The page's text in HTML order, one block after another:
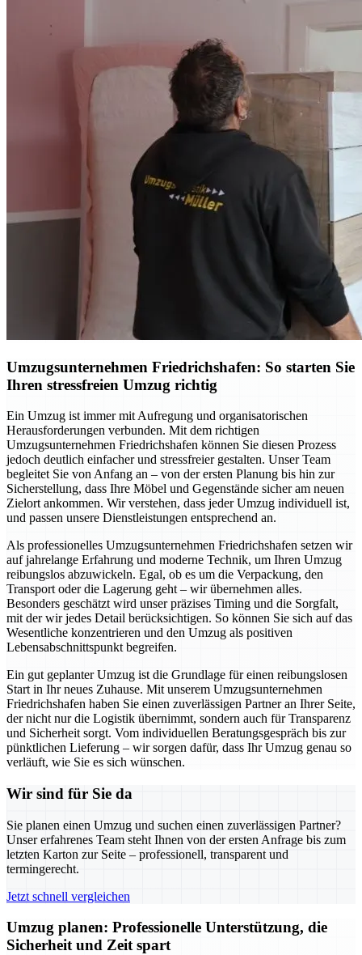
Umzugsunternehmen Friedrichshafen: So starten Sie
Ihren stressfreien Umzug richtig
Ein Umzug ist immer mit Aufregung und organisatorischen
Herausforderungen verbunden. Mit dem richtigen
Umzugsunternehmen Friedrichshafen können Sie diesen Prozess
jedoch deutlich einfacher und stressfreier gestalten. Unser Team
begleitet Sie von Anfang an – von der ersten Planung bis hin zur
Sicherstellung, dass Ihre Möbel und Gegenstände sicher am neuen
Zielort ankommen. Wir verstehen, dass jeder Umzug individuell ist,
und passen unsere Dienstleistungen entsprechend an.
Als professionelles Umzugsunternehmen Friedrichshafen setzen wir
auf jahrelange Erfahrung und moderne Technik, um Ihren Umzug
reibungslos abzuwickeln. Egal, ob es um die Verpackung, den
Transport oder die Lagerung geht – wir übernehmen alles.
Besonders geschätzt wird unser präzises Timing und die Sorgfalt,
mit der wir jedes Detail berücksichtigen. So können Sie sich auf das
Wesentliche konzentrieren und den Umzug als positiven
Lebensabschnittspunkt begreifen.
Ein gut geplanter Umzug ist die Grundlage für einen reibungslosen
Start in Ihr neues Zuhause. Mit unserem Umzugsunternehmen
Friedrichshafen haben Sie einen zuverlässigen Partner an Ihrer Seite,
der nicht nur die Logistik übernimmt, sondern auch für Transparenz
und Sicherheit sorgt. Vom individuellen Beratungsgespräch bis zur
pünktlichen Lieferung – wir sorgen dafür, dass Ihr Umzug genau so
verläuft, wie Sie es sich wünschen.
Wir sind für Sie da
Sie planen einen Umzug und suchen einen zuverlässigen Partner?
Unser erfahrenes Team steht Ihnen von der ersten Anfrage bis zum
letzten Karton zur Seite – professionell, transparent und
termingerecht.
Jetzt schnell vergleichen
Umzug planen: Professionelle Unterstützung, die
Sicherheit und Zeit spart